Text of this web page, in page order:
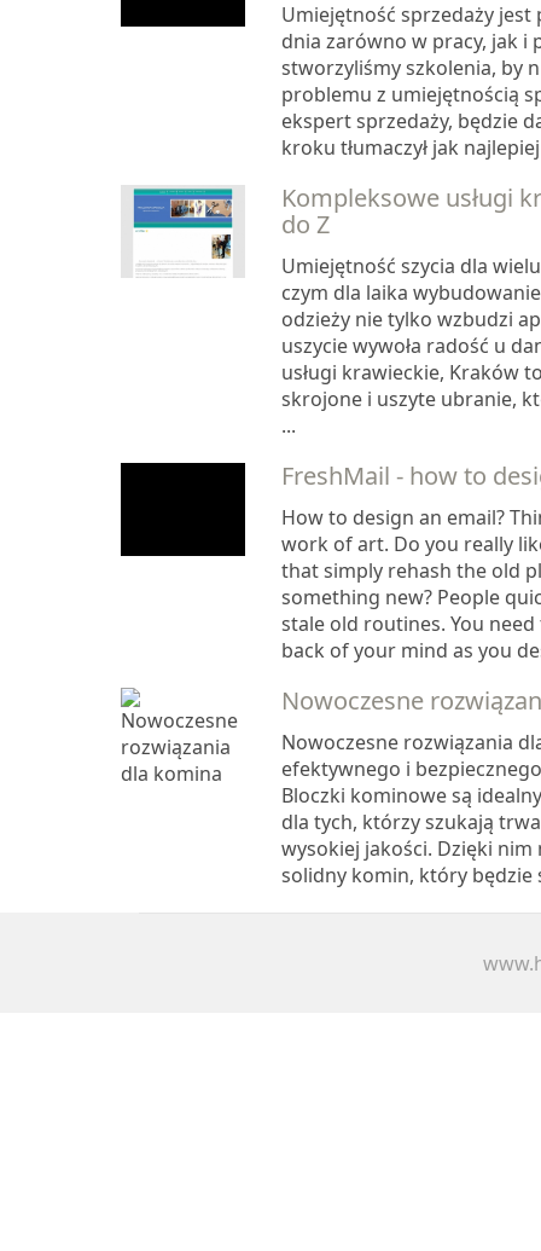
Umiejętność sprzedaży
dnia zarówno w pracy, jak i
stworzyliśmy szkolenia, by
problemu z umiejętnością
ekspert sprzedaży, będzie
kroku tłumaczył jak
Kompleksowe usługi
do Z
Umiejętność szycia dla
czym dla laika
odzieży nie tylko wzbudzi
uszycie wywoła radość u
usługi krawieckie, Kraków
skrojone i uszyte ubranie,
...
FreshMail - how to
How to design an email?
work of art. Do you really
that simply rehash the old
something new? People
stale old routines. You
back of your mind as you
Nowoczesne
Nowoczesne rozwiązania
efektywnego i
Bloczki kominowe są
dla tych, którzy szukają
wysokiej jakości. Dzięki
solidny komin, który będzie